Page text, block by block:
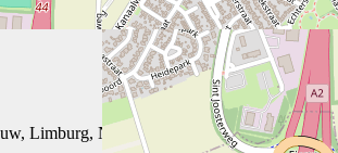
Limburg, Netherlands, 6051 HE, Netherlands